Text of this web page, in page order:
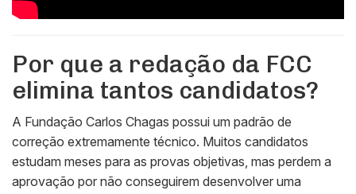
Por que a redação da FCC
elimina tantos candidatos?
A Fundação Carlos Chagas possui um padrão de
correção extremamente técnico. Muitos candidatos
estudam meses para as provas objetivas, mas perdem a
aprovação por não conseguirem desenvolver uma